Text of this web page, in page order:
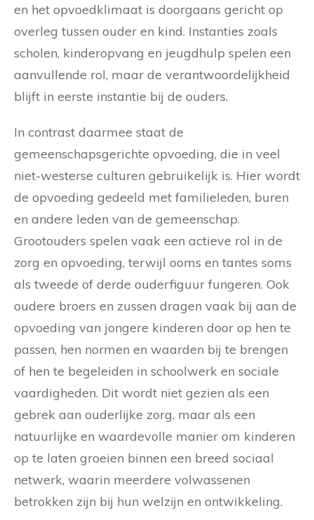
en het opvoedklimaat is doorgaans gericht op
overleg tussen ouder en kind. Instanties zoals
scholen, kinderopvang en jeugdhulp spelen een
aanvullende rol, maar de verantwoordelijkheid
blijft in eerste instantie bij de ouders.
In contrast daarmee staat de
gemeenschapsgerichte opvoeding, die in veel
niet-westerse culturen gebruikelijk is. Hier wordt
de opvoeding gedeeld met familieleden, buren
en andere leden van de gemeenschap.
Grootouders spelen vaak een actieve rol in de
zorg en opvoeding, terwijl ooms en tantes soms
als tweede of derde ouderfiguur fungeren. Ook
oudere broers en zussen dragen vaak bij aan de
opvoeding van jongere kinderen door op hen te
passen, hen normen en waarden bij te brengen
of hen te begeleiden in schoolwerk en sociale
vaardigheden. Dit wordt niet gezien als een
gebrek aan ouderlijke zorg, maar als een
natuurlijke en waardevolle manier om kinderen
op te laten groeien binnen een breed sociaal
netwerk, waarin meerdere volwassenen
betrokken zijn bij hun welzijn en ontwikkeling.